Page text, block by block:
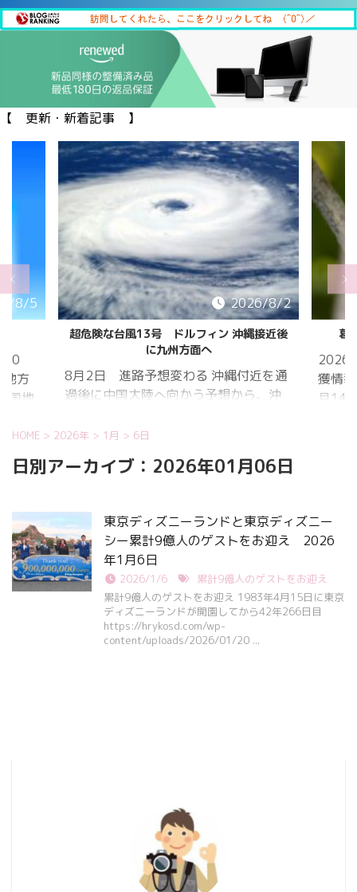
【 更新・新着記事 】
8/5
20
方
国地
地
2026/8/2
超危険な台風13号 ドルフィン 沖縄接近後
に九州方面へ
8月2日 進路予想変わる 沖縄付近を通
過後に中国大陸へ向かう予想から、沖
リカ海洋大気
ヨーロッパ中
6:00 8月30日 5:20 8月1日に南鳥島
近海で猛烈な勢力へ 台風13号は、今
後、海面水温が29度以上の海域を西進
する見込みで、猛烈な勢力になる見込
み。
葛
2026
獲情
月14
いる
冬眠
たコ
リー
HOME > 2026年 > 1月 > 6日
日別アーカイブ：2026年01月06日
東京ディズニーランドと東京ディズニー
シー累計9億人のゲストをお迎え 2026
年1月6日
2026/1/6
累計9億人のゲストをお迎え
累計9億人のゲストをお迎え 1983年4月15日に東京
ディズニーランドが開園してから42年266日目
https://hrykosd.com/wp-
content/uploads/2026/01/20 ...